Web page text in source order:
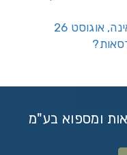
אוגוסט 26
ומספוא בע"מ